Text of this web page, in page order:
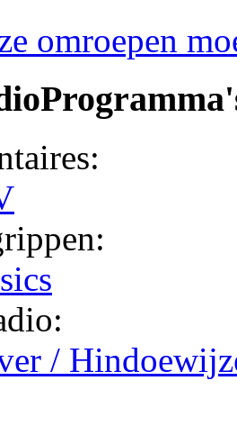
omroepen
/